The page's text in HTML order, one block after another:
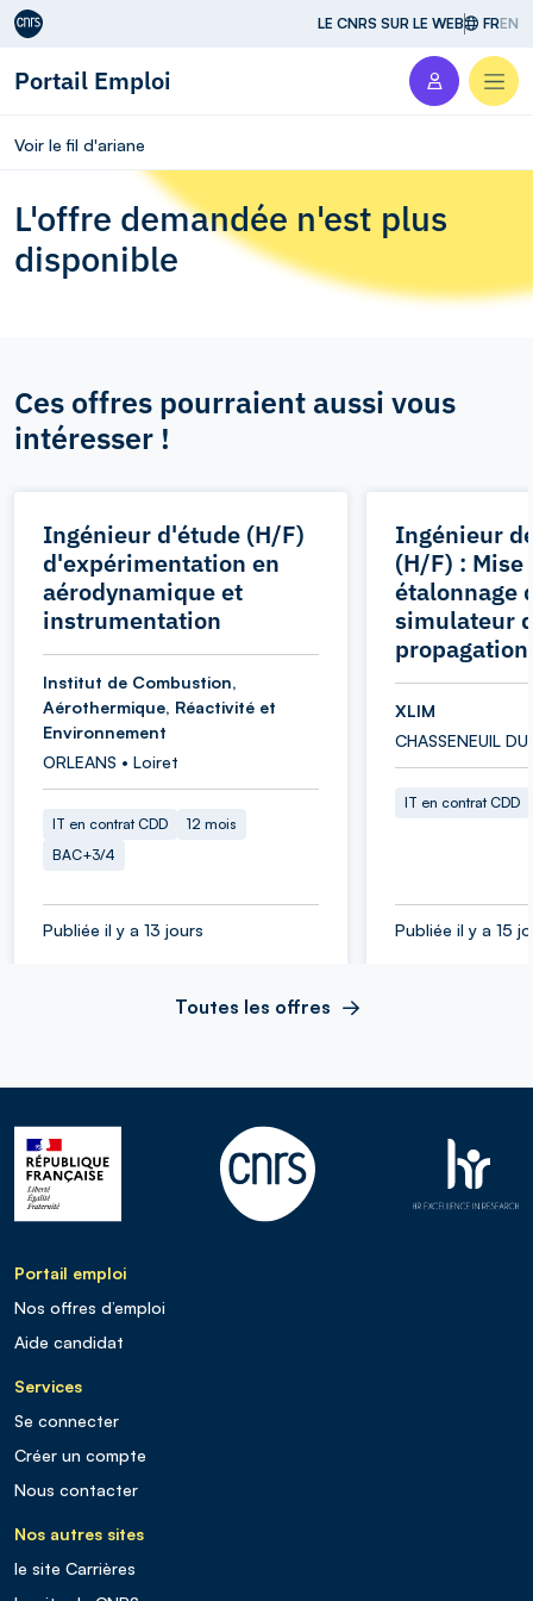
Aller au contenu LE CNRS SUR LE WEB FREN
Portail Emploi
Voir le fil d'ariane
L'offre demandée n'est plus
disponible
Ces offres pourraient aussi vous
intéresser !
Ingénieur d'étude (H/F)
d'expérimentation en
aérodynamique et
instrumentation
Institut de Combustion,
Aérothermique, Réactivité et
Environnement
ORLEANS • Loiret
IT en contrat CDD
12 mois
BAC+3/4
Publiée il y a 13 jours
Ingénieur
(H/F) :
étalonnage
simulateur
XLIM
CHASSENEUIL
IT en contrat CDD
Publiée il y a 15
Toutes les offres
Portail emploi
Nos offres d’emploi
Aide candidat
Services
Se connecter
Créer un compte
Nous contacter
Nos autres sites
le site Carrières